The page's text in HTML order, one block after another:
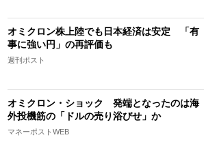
オミクロン株上陸でも日本経済は安定 「有
事に強い円」の再評価も
週刊ポスト
オミクロン・ショック 発端となったのは海
外投機筋の「ドルの売り浴びせ」か
マネーポストWEB